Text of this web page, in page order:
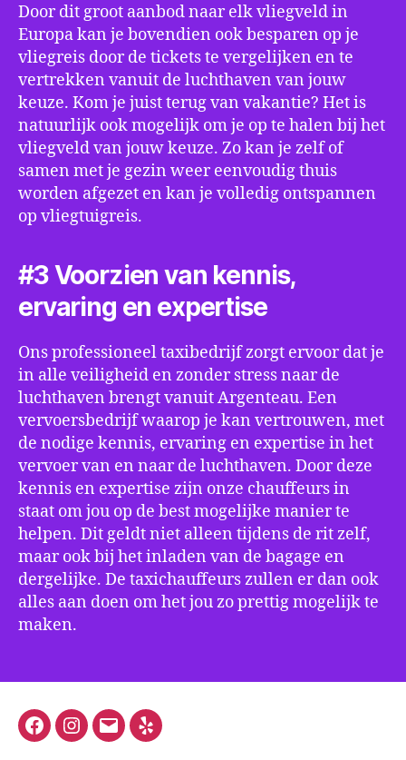
Door dit groot aanbod naar elk vliegveld in
Europa kan je bovendien ook besparen op je
vliegreis door de tickets te vergelijken en te
vertrekken vanuit de luchthaven van jouw
keuze. Kom je juist terug van vakantie? Het is
natuurlijk ook mogelijk om je op te halen bij het
vliegveld van jouw keuze. Zo kan je zelf of
samen met je gezin weer eenvoudig thuis
worden afgezet en kan je volledig ontspannen
op vliegtuigreis.
#3 Voorzien van kennis,
ervaring en expertise
Ons professioneel taxibedrijf zorgt ervoor dat je
in alle veiligheid en zonder stress naar de
luchthaven brengt vanuit Argenteau. Een
vervoersbedrijf waarop je kan vertrouwen, met
de nodige kennis, ervaring en expertise in het
vervoer van en naar de luchthaven. Door deze
kennis en expertise zijn onze chauffeurs in
staat om jou op de best mogelijke manier te
helpen. Dit geldt niet alleen tijdens de rit zelf,
maar ook bij het inladen van de bagage en
dergelijke. De taxichauffeurs zullen er dan ook
alles aan doen om het jou zo prettig mogelijk te
maken.
FacebookInstagram
E-
Yelp